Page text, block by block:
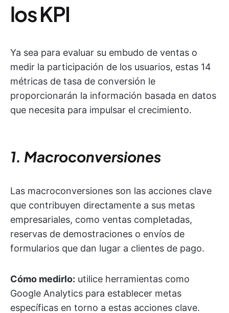
los KPI
Ya sea para evaluar su embudo de ventas o
medir la participación de los usuarios, estas 14
métricas de tasa de conversión le
proporcionarán la información basada en datos
que necesita para impulsar el crecimiento.
1. Macroconversiones
Las macroconversiones son las acciones clave
que contribuyen directamente a sus metas
empresariales, como ventas completadas,
reservas de demostraciones o envíos de
formularios que dan lugar a clientes de pago.
Cómo medirlo: utilice herramientas como
Google Analytics para establecer metas
específicas en torno a estas acciones clave.